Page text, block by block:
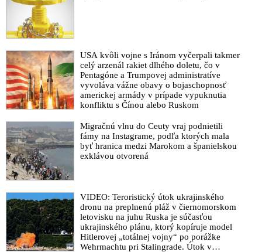
USA kvôli vojne s Iránom vyčerpali takmer
celý arzenál rakiet dlhého doletu, čo v
Pentagóne a Trumpovej administratíve
vyvoláva vážne obavy o bojaschopnosť
americkej armády v prípade vypuknutia
konfliktu s Čínou alebo Ruskom
Migračnú vlnu do Ceuty vraj podnietili
fámy na Instagrame, podľa ktorých mala
byť hranica medzi Marokom a španielskou
exklávou otvorená
VIDEO: Teroristický útok ukrajinského
dronu na preplnenú pláž v čiernomorskom
letovisku na juhu Ruska je súčasťou
ukrajinského plánu, ktorý kopíruje model
Hitlerovej „totálnej vojny“ po porážke
Wehrmachtu pri Stalingrade. Útok v